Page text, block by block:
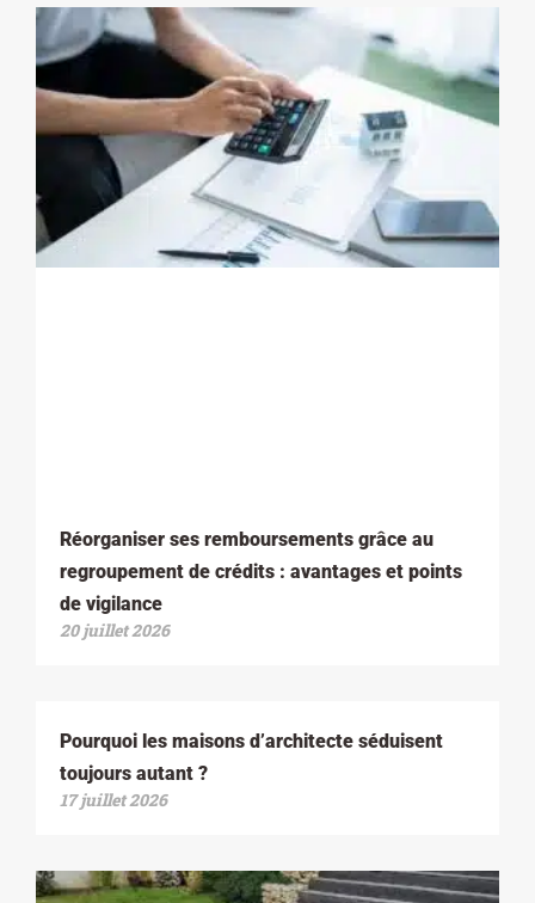
Réorganiser ses remboursements grâce au
regroupement de crédits : avantages et points
de vigilance
20 juillet 2026
Pourquoi les maisons d’architecte séduisent
toujours autant ?
17 juillet 2026